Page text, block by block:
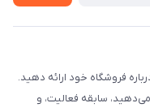
فروشگاه خود ارائه دهید.
سابقه فعالیت، و